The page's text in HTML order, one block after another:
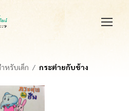
หรับเด็ก กระต่ายกับช้าง